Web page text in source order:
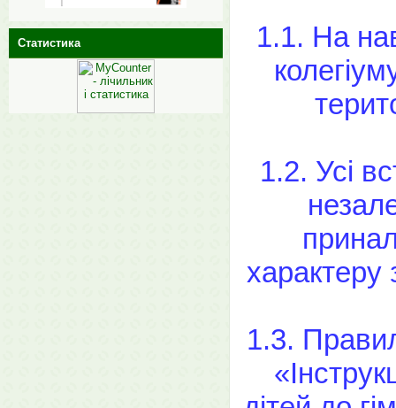
1.1. На
1.2. Усі
характеру
1.3.
Статистика